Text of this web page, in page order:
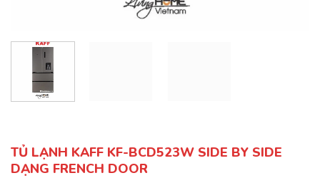
TỦ LẠNH KAFF KF-BCD523W SIDE BY SIDE
DẠNG FRENCH DOOR